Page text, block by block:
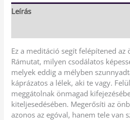
Leírás
Ez a meditáció segít felépítened az
Rámutat, milyen csodálatos
melyek eddig a mélyben
káprázatos a lélek, aki te vagy.
meggátolnak önmagad
kiteljesedésében. Megerősíti az
azonos az egóval, hanem tele van